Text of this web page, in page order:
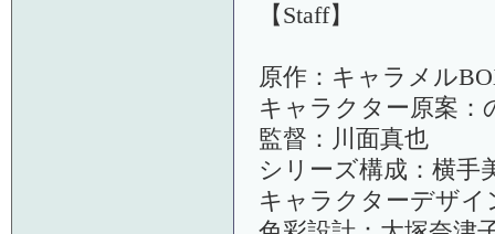
【Staff】
原作：キャラメル
キャラクター原案：
監督：川面真也
シリーズ構成：横手
キャラクターデザイ